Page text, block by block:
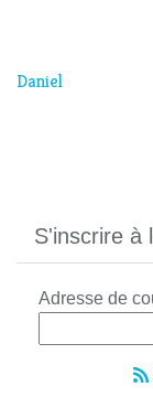
Daniel
S'inscrire à
Adresse de